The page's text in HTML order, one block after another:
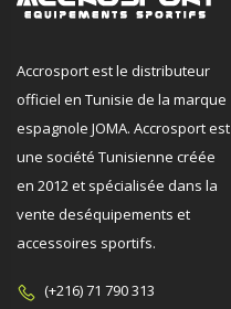
Accrosport est le distributeur
officiel en Tunisie de la marque
espagnole JOMA. Accrosport est
une société Tunisienne créée
en 2012 et spécialisée dans la
vente deséquipements et
accessoires sportifs.
(+216) 71 790 313